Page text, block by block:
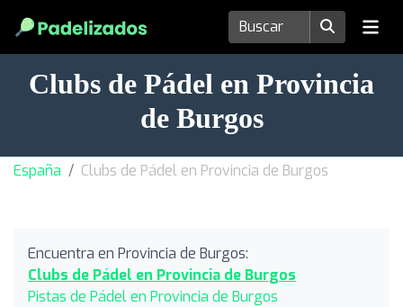
Clubs de Pádel en Provincia
de Burgos
España Clubs de Pádel en Provincia de Burgos
Encuentra en Provincia de Burgos:
Clubs de Pádel en Provincia de Burgos
Pistas de Pádel en Provincia de Burgos